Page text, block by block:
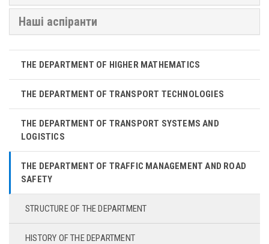
Наші аспіранти
THE DEPARTMENT OF HIGHER MATHEMATICS
THE DEPARTMENT OF TRANSPORT TECHNOLOGIES
THE DEPARTMENT OF TRANSPORT SYSTEMS AND
LOGISTICS
THE DEPARTMENT OF TRAFFIC MANAGEMENT AND ROAD
SAFETY
STRUCTURE OF THE DEPARTMENT
HISTORY OF THE DEPARTMENT